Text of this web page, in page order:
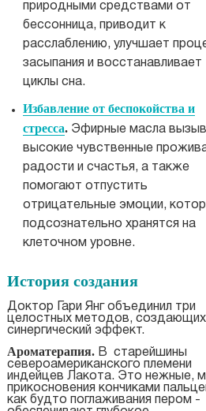
природными средствами от
бессонница, приводит к
расслаблению, улучшает
засыпания и восстанавливает
циклы сна.
Избавление от беспокойства и
стресса.Эфирные масла
высокие чувственные
радости и счастья, а также
помогают отпустить
отрицательные эмоции,
подсознательно хранятся на
клеточном уровне.
История создания
Доктор Гари Янг объединил три
целостных методов, создающих
синергический эффект.
Ароматерапия.В старейшины
североамериканского племени
индейцев Лакота. Это нежные,
прикосновения кончиками
как будто поглаживания пером -